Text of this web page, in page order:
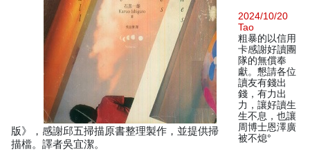
版》，感謝邱五掃描原書整理製作，並提供掃
描檔。譯者吳宜潔。
2024/10/20
Tao
粗暴的以信用
卡感謝好讀團
隊的無償奉
獻。懇請各位
讀友有錢出
錢，有力出
力，讓好讀生
生不息，也讓
周博士恩澤廣
被不熄°